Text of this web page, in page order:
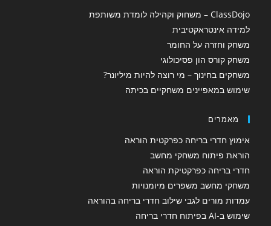
ClassDojo – משחוק וקהילה לומדת משותפת
למידה אינטראקטיבית
משחק וחזרה על החומר
משחק קורס הון פסיכולוגי
משחקים בחינוך – מי רוצה להיות מיליונר?
שימוש במאפיינים משחקיים בכיתה
מאמרים
אימוץ חדרי בריחה כפרקטית הוראה
הוראת פיתוח משחקי מחשב
חדרי בריחה כפרקטיקת הוראה
משחקי מחשב משפרים מיומנויות
עמדות מורים לגבי שילוב חדרי בריחה בהוראה
שימוש ב-AI בפיתוח חדרי בריחה